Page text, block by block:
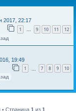
2017, 22:17
1 … 9 10 11 12
19:49
1 7 8 9 10
Страница 1 из 1